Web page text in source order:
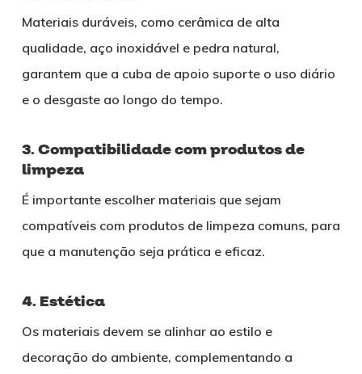
Materiais duráveis, como cerâmica de alta
qualidade, aço inoxidável e pedra natural,
garantem que a cuba de apoio suporte o uso diário
e o desgaste ao longo do tempo.
3. Compatibilidade com produtos de
limpeza
É importante escolher materiais que sejam
compatíveis com produtos de limpeza comuns, para
que a manutenção seja prática e eficaz.
4. Estética
Os materiais devem se alinhar ao estilo e
decoração do ambiente, complementando a